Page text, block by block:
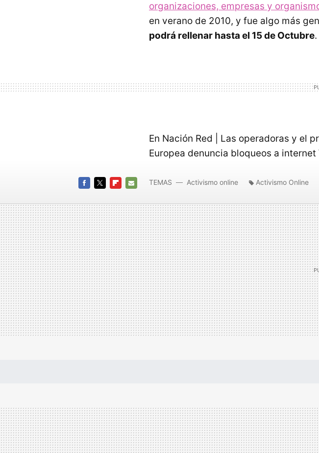
organizaciones, empresas y
en verano de 2010, y fue algo más
podrá rellenar hasta el 15 de Octubre.
En Nación Red | Las operadoras y el
Europea denuncia bloqueos a internet
MAIL
TEMAS Activismo online Activismo Online